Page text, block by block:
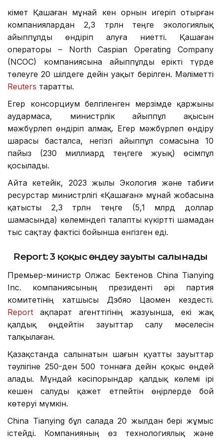
Үкімет Қашаған мұнай кен орнын игеріп отырған
компаниялардан 2,3 трлн теңге экологиялық
айыппұлды өндіріп алуға ниетті. Қашаған
операторы – North Caspian Operating Company
(NCOC) компаниясына айыппұлды ерікті түрде
төлеуге 20 шілдеге дейін уақыт берілген. Мәліметті
Reuters таратты.
Егер консорциум белгіленген мерзімде қаржыны
аудармаса, министрлік айыппұл ақысын
мәжбүрлеп өндіріп алмақ. Егер мәжбүрлеп өндіру
шарасы басталса, негізгі айыппұл сомасына 10
пайыз (230 миллиард теңгеге жуық) өсімпұл
қосылады.
Айта кетейік, 2023 жылы Экология және табиғи
ресурстар министрлігі «Қашаған» мұнай жобасына
қатысты 2,3 трлн теңге (5,1 млрд доллар
шамасында) көлеміндегі талапты күкіртті шамадан
тыс сақтау фактісі бойынша енгізген еді.
Report: 3 қоқыс өңдеу зауыты салынады
Премьер-министр Олжас Бектенов China Tianying
Inc. компаниясының президенті әрі партия
комитетінің хатшысы Дэбяо Цаомен кездесті.
Report ақпарат агенттігінің жазуынша, екі жақ
қалдық өңдейтін зауыттар салу мәселесін
талқылаған.
Қазақстанда салынатын шағын қуатты зауыттар
тәулігіне 250-ден 500 тоннаға дейін қоқыс өңдей
алады. Мұндай кәсіпорындар қалдық көлемі ірі
кешен салуды қажет етпейтін өңірлерде бой
көтеруі мүмкін.
China Tianying бұл салада 20 жылдан бері жұмыс
істейді. Компанияның өз технологиялық және